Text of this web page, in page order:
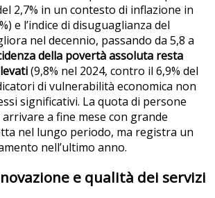
2,7% in un contesto di inflazione in
e l’indice di disuguaglianza del
nel decennio, passando da 5,8 a
della povertà assoluta resta
(9,8% nel 2024, contro il 6,9% del
di vulnerabilità economica non
significativi. La quota di persone
a fine mese con grande
nel lungo periodo, ma registra un
nell’ultimo anno.
e qualità dei servizi